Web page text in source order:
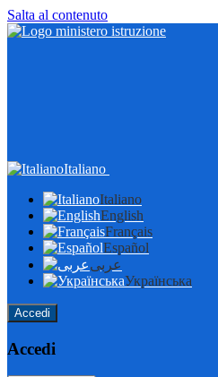
Salta al contenuto
Italiano
Italiano
English
Français
Español
عربى
Українська
Accedi
Accedi